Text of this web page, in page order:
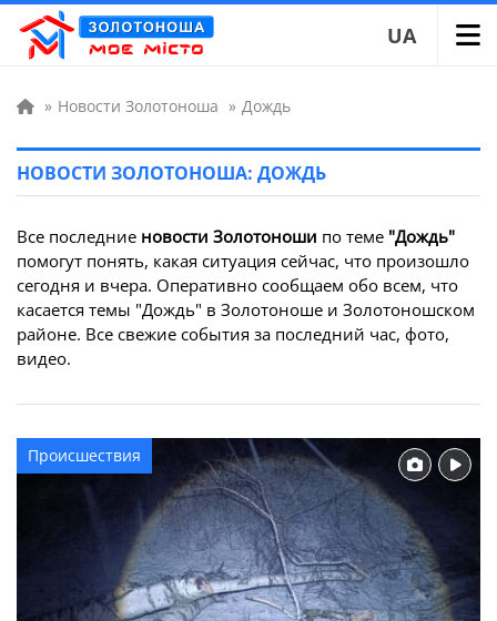
UA
» Новости Золотоноша » Дождь
НОВОСТИ ЗОЛОТОНОША: ДОЖДЬ
Все последние новости Золотоноши по теме "Дождь"
помогут понять, какая ситуация сейчас, что произошло
сегодня и вчера. Оперативно сообщаем обо всем, что
касается темы "Дождь" в Золотоноше и Золотоношском
районе. Все свежие события за последний час, фото,
видео.
Происшествия